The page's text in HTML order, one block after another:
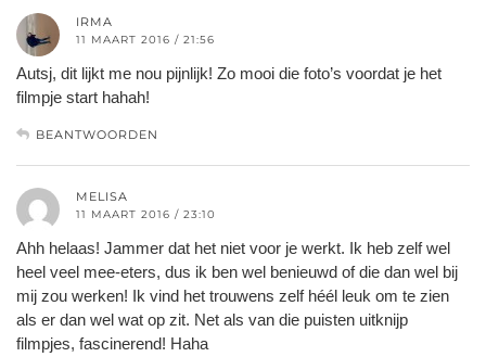
IRMA
11 MAART 2016 / 21:56
Autsj, dit lijkt me nou pijnlijk! Zo mooi die foto’s voordat je het
filmpje start hahah!
BEANTWOORDEN
MELISA
11 MAART 2016 / 23:10
Ahh helaas! Jammer dat het niet voor je werkt. Ik heb zelf wel
heel veel mee-eters, dus ik ben wel benieuwd of die dan wel bij
mij zou werken! Ik vind het trouwens zelf héél leuk om te zien
als er dan wel wat op zit. Net als van die puisten uitknijp
filmpjes, fascinerend! Haha